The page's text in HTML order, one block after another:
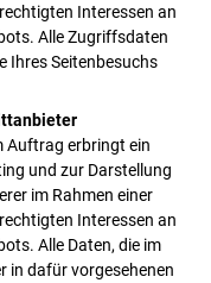
Interessen an
Alle Zugriffsdaten
Ihres Seitenbesuchs
Auftrag erbringt ein
und zur Darstellung
im Rahmen einer
Interessen an
Alle Daten, die im
in dafür vorgesehenen